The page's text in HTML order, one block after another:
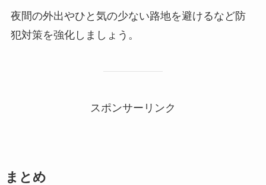
夜間の外出やひと気の少ない路地を避けるなど防
犯対策を強化しましょう。
スポンサーリンク
まとめ